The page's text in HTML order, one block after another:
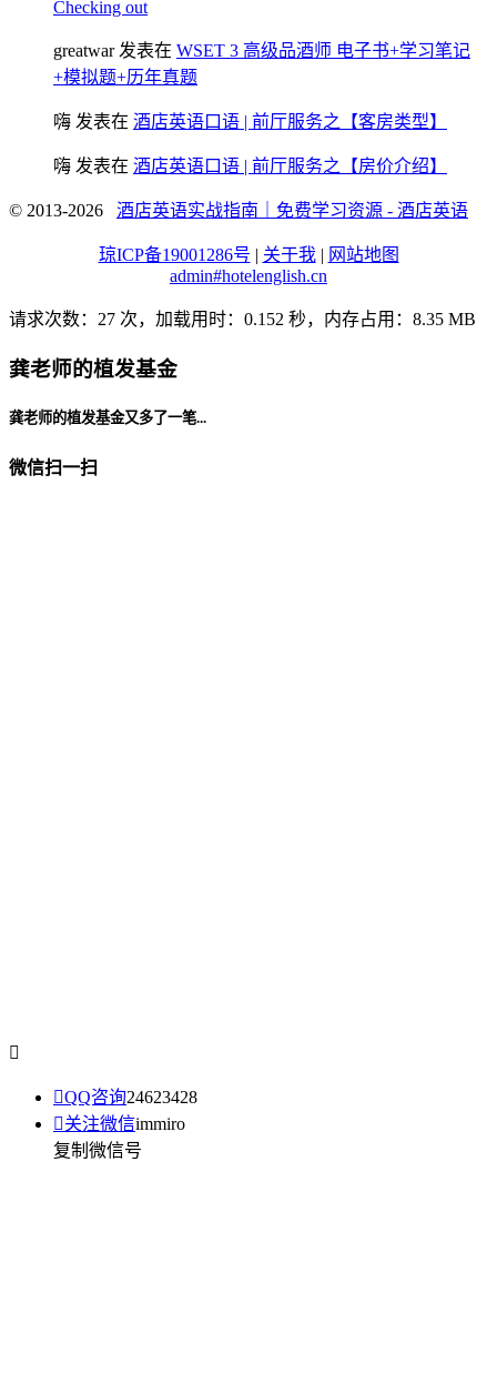
Checking out
greatwar发表在 WSET 3 高级品酒师 电子书+学习笔记
+模拟题+历年真题
嗨 发表在 酒店英语口语 | 前厅服务之【客房类型】
嗨 发表在 酒店英语口语 | 前厅服务之【房价介绍】
© 2013-2026 酒店英语实战指南｜免费学习资源 - 酒店英语
琼ICP备19001286号 关于我
网站地图
admin#hotelenglish.cn
请求次数：27 次，加载用时：0.152 秒，内存占用：8.35 MB
龚老师的植发基金
龚老师的植发基金又多了一笔...
微信扫一扫

QQ咨询24623428
关注微信immiro
复制微信号